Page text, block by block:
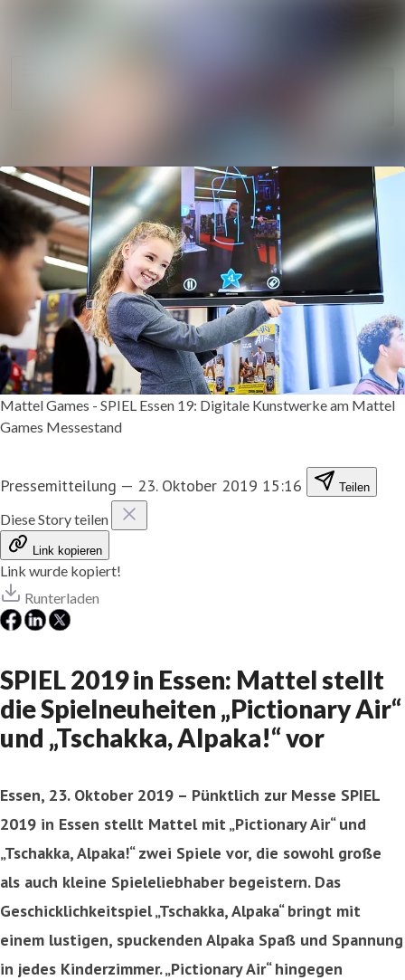
Mattel Games - SPIEL Essen 19: Digitale Kunstwerke am Mattel
Games Messestand
Pressemitteilung — 23. Oktober 2019 15:16 Teilen
Diese Story teilen
Link kopieren
Link wurde kopiert!
Runterladen
SPIEL 2019 in Essen: Mattel stellt
die Spielneuheiten „Pictionary Air“
und „Tschakka, Alpaka!“ vor
Essen, 23. Oktober 2019 – Pünktlich zur Messe SPIEL
2019 in Essen stellt Mattel mit „Pictionary Air“ und
„Tschakka, Alpaka!“ zwei Spiele vor, die sowohl große
als auch kleine Spieleliebhaber begeistern. Das
Geschicklichkeitspiel „Tschakka, Alpaka“ bringt mit
einem lustigen, spuckenden Alpaka Spaß und Spannung
in jedes Kinderzimmer. „Pictionary Air“ hingegen